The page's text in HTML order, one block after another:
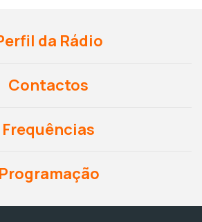
da Rádio
Contactos
Frequências
Programação